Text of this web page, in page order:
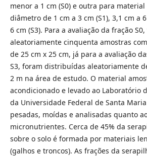
menor a 1 cm (S0) e outra para
diâmetro de 1 cm a 3 cm (S1), 3,1 cm a
6 cm (S3). Para a avaliação da fração
aleatoriamente cinquenta amostras
de 25 cm x 25 cm, já para a avaliação
S3, foram distribuídas aleatoriamente
2 m na área de estudo. O material
acondicionado e levado ao Laboratório
da Universidade Federal de Santa
pesadas, moídas e analisadas quanto
micronutrientes. Cerca de 45% da
sobre o solo é formada por materiais
(galhos e troncos). As frações da